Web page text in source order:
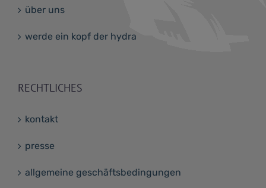
über uns
werde ein kopf der hydra
RECHTLICHES
kontakt
presse
allgemeine geschäftsbedingungen